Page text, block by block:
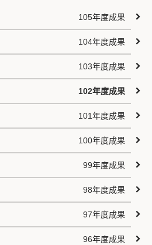
105年度成果
104年度成果
103年度成果
102年度成果
101年度成果
100年度成果
99年度成果
98年度成果
97年度成果
96年度成果